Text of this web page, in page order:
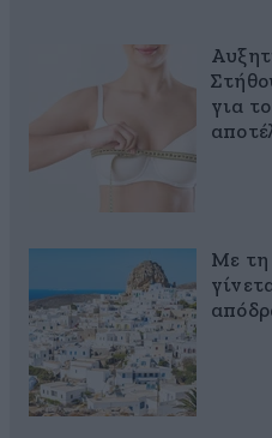
για
Με τη